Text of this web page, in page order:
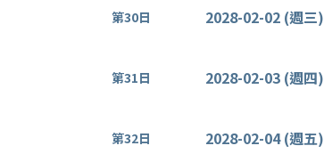
第30日 2028-02-02 (週三)
第31日 2028-02-03 (週四)
第32日 2028-02-04 (週五)